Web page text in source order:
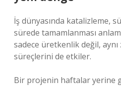
İş dünyasında katalizleme,
sürede tamamlanması
sadece üretkenlik değil,
süreçlerini de etkiler.
Bir projenin haftalar yerine